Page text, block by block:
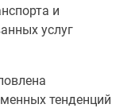
и
услуг
тенденций